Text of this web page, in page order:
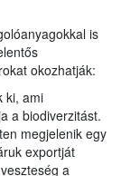
is
okozhatják:
ki, ami
a biodiverzitást.
megjelenik egy
exportját
a